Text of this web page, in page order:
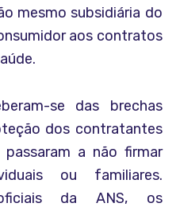
mesmo subsidiária do
aos contratos
se das brechas
dos contratantes
a não firmar
ou familiares.
da ANS, os